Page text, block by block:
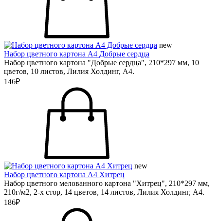
new
Набор цветного картона А4 Добрые сердца
Набор цветного картона "Добрые сердца", 210*297 мм, 10
цветов, 10 листов, Лилия Холдинг, А4.
146₽
new
Набор цветного картона А4 Хитрец
Набор цветного мелованного картона "Хитрец", 210*297 мм,
210г/м2, 2-х стор, 14 цветов, 14 листов, Лилия Холдинг, А4.
186₽